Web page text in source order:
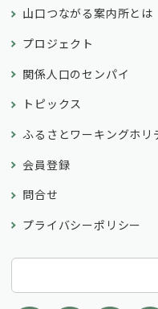
山口つながる案内所とは
プロジェクト
関係人口のセンパイ
トピックス
ふるさとワーキングホリ
会員登録
問合せ
プライバシーポリシー
索